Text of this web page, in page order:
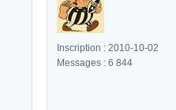
Inscription : 2010-10-02
Messages : 6 844